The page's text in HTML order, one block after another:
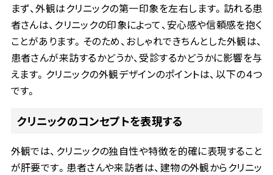
まず、外観はクリニックの第一印象を左右します。訪れる患
者さんは、クリニックの印象によって、安心感や信頼感を抱く
ことがあります。そのため、おしゃれできちんとした外観は、
患者さんが来訪するかどうか、受診するかどうかに影響を与
えます。クリニックの外観デザインのポイントは、以下の４つ
です。
クリニックのコンセプトを表現する
外観では、クリニックの独自性や特徴を的確に表現すること
が肝要です。患者さんや来訪者は、建物の外観からクリニッ